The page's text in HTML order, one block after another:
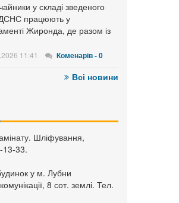
у складі зведеного
працюють у
Жиронда, де разом із
11:41 Коменарів - 0
Всі новини
Шліфування,
13-33.
у м. Лубни
8 сот. землі. Тел.